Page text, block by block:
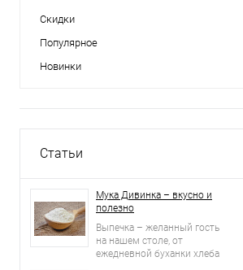
Скидки
Популярное
Новинки
Статьи
Мука Дивинка – вкусно и
полезно
Выпечка – желанный гость
на нашем столе, от
ежедневной буханки хлеба